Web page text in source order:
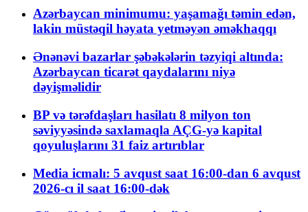
Azərbaycan minimumu: yaşamağı təmin edən,
lakin müstəqil həyata yetməyən əməkhaqqı
Ənənəvi bazarlar şəbəkələrin təzyiqi altında:
Azərbaycan ticarət qaydalarını niyə
dəyişməlidir
BP və tərəfdaşları hasilatı 8 milyon ton
səviyyəsində saxlamaqla AÇG-yə kapital
qoyuluşlarını 31 faiz artırıblar
Media icmalı: 5 avqust saat 16:00-dan 6 avqust
2026-cı il saat 16:00-dək